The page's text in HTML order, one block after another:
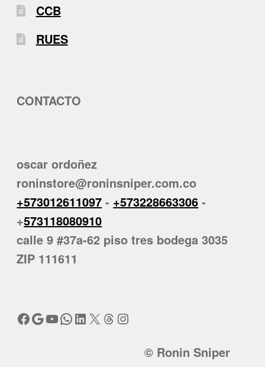
CCB
RUES
CONTACTO
oscar ordoñez
roninstore@roninsniper.com.co
+573012611097 - +573228663306 -
+573118080910
calle 9 #37a-62 piso tres bodega 3035
ZIP 111611
Facebook
Google
YouTube
WhatsApp
LinkedIn
X Threads
Instagram
© Ronin Sniper